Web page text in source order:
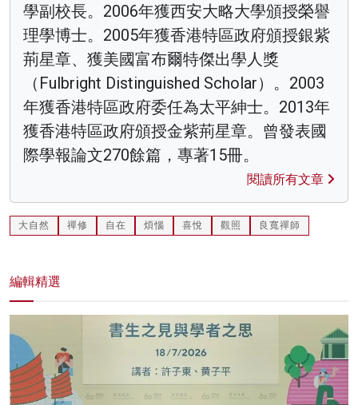
學副校長。2006年獲西安大略大學頒授榮譽
理學博士。2005年獲香港特區政府頒授銀紫
荊星章、獲美國富布爾特傑出學人獎
（Fulbright Distinguished Scholar）。2003
年獲香港特區政府委任為太平紳士。2013年
獲香港特區政府頒授金紫荊星章。曾發表國
際學報論文270餘篇，專著15冊。
閱讀所有文章
大自然 禪修 自在 煩惱 喜悅 觀照 良寬禪師
編輯精選